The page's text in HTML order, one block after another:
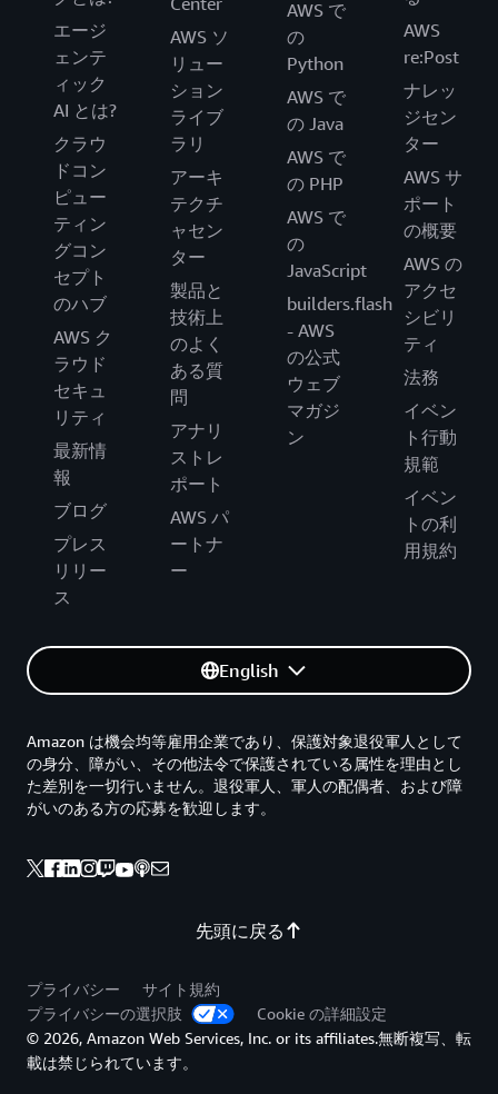
エージ
ェンテ
ィック
AI とは?
クラウ
ドコン
ピュー
ティン
グコン
セプト
のハブ
AWS ク
ラウド
セキュ
リティ
最新情
報
ブログ
プレス
リリー
ス
AWS ソ
リュー
ション
ライブ
ラリ
アーキ
テクチ
ャセン
ター
製品と
技術上
のよく
ある質
問
アナリ
ストレ
ポート
AWS パ
ートナ
ー
AWS で
の
Python
AWS で
の Java
AWS で
の PHP
AWS で
の
JavaScript
builders.flash
- AWS
の公式
ウェブ
マガジ
ン
AWS
re:Post
ナレッ
ジセン
ター
AWS サ
ポート
の概要
AWS の
アクセ
シビリ
ティ
法務
イベン
ト行動
規範
イベン
トの利
用規約
English
先頭に戻る
Amazon は機会均等雇用企業であり、保護対象退役軍人として
の身分、障がい、その他法令で保護されている属性を理由とし
た差別を一切行いません。退役軍人、軍人の配偶者、および障
がいのある方の応募を歓迎します。
プライバシー
サイト規約
プライバシーの選択肢
Cookie の詳細設定
© 2026, Amazon Web Services, Inc. or its affiliates.無断複写、転
載は禁じられています。